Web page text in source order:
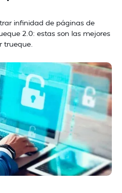
infinidad de páginas de
2.0: estas son las mejores
trueque.